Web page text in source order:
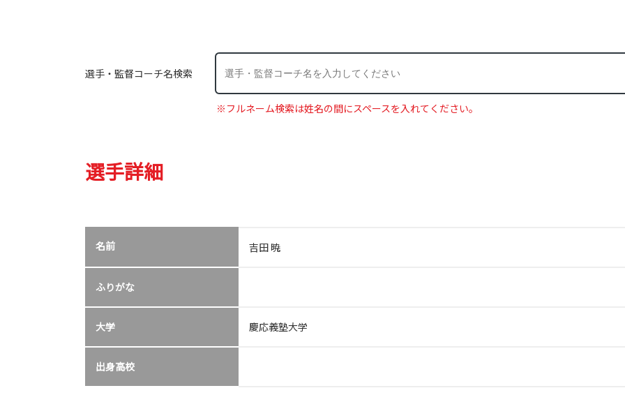
選手・監督コーチ名検索
※フルネーム検索は姓名の間にスペースを入れてください。
選手詳細
名前 吉田 暁
ふりがな
大学 慶応義塾大学
出身高校